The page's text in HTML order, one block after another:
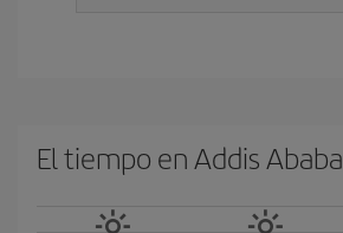
El tiempo en Addis Ababa